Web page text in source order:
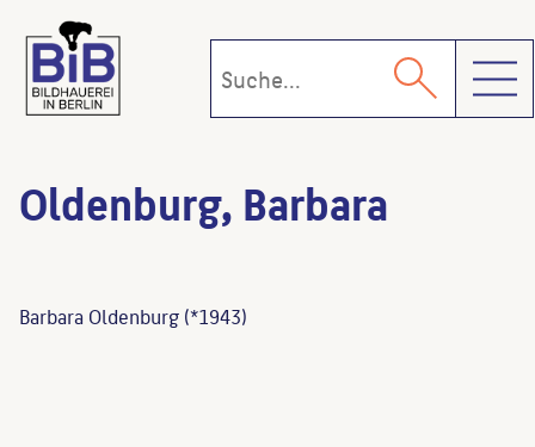
Oldenburg, Barbara
Barbara Oldenburg (*1943)